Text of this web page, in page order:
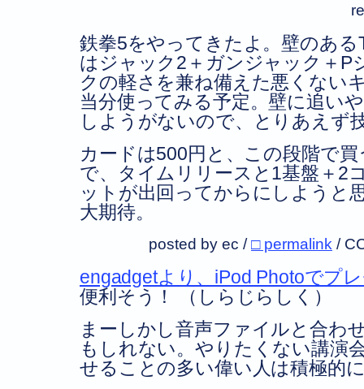
鉄拳5をやってきたよ。壁のあ
はジャック2＋ガンジャック＋P
クの軽さを兼ね備えた悪くない
当分使ってみる予定。壁に追い
しようがないので、とりあえず
カードは500円と、この段階で
で、タイムリリースと1基盤＋2
ットが出回ってからにしようと
大期待。
posted by ec /□ permalink /
engadgetより、iPod Photoでプ
便利そう！ （しらじらしく）
まーしかし音声ファイルと合わ
もしれない。やりたくない講演
せることの多い偉い人は積極的